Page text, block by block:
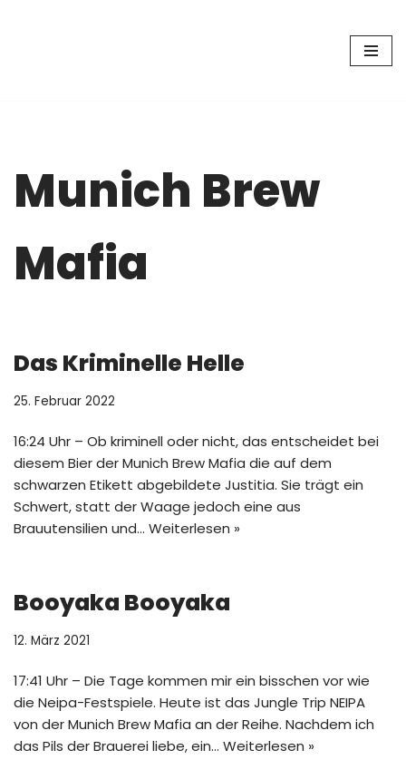
Munich Brew
Mafia
Das Kriminelle Helle
25. Februar 2022
16:24 Uhr – Ob kriminell oder nicht, das entscheidet bei
diesem Bier der Munich Brew Mafia die auf dem
schwarzen Etikett abgebildete Justitia. Sie trägt ein
Schwert, statt der Waage jedoch eine aus
Brauutensilien und… Weiterlesen »
Booyaka Booyaka
12. März 2021
17:41 Uhr – Die Tage kommen mir ein bisschen vor wie
die Neipa-Festspiele. Heute ist das Jungle Trip NEIPA
von der Munich Brew Mafia an der Reihe. Nachdem ich
das Pils der Brauerei liebe, ein… Weiterlesen »